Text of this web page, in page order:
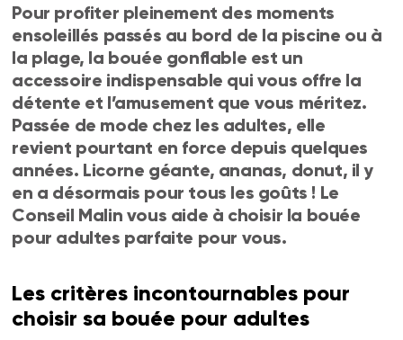
Pour profiter pleinement des moments
ensoleillés passés au bord de la piscine ou à
la plage, la bouée gonflable est un
accessoire indispensable qui vous offre la
détente et l’amusement que vous méritez.
Passée de mode chez les adultes, elle
revient pourtant en force depuis quelques
années. Licorne géante, ananas, donut, il y
en a désormais pour tous les goûts ! Le
Conseil Malin vous aide à choisir la bouée
pour adultes parfaite pour vous.
Les critères incontournables pour
choisir sa bouée pour adultes